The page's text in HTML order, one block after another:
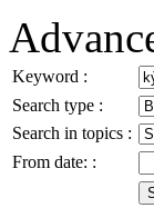
Keyword :
Search type :
Search in topics :
From date: :